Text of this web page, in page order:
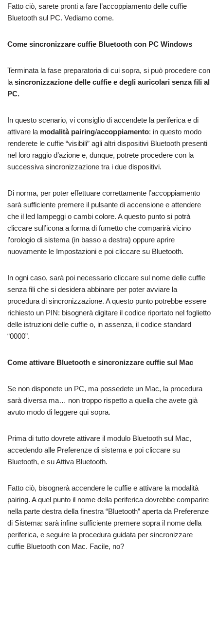
Fatto ciò, sarete pronti a fare l’accoppiamento delle cuffie
Bluetooth sul PC. Vediamo come.
Come sincronizzare cuffie Bluetooth con PC Windows
Terminata la fase preparatoria di cui sopra, si può procedere con
la sincronizzazione delle cuffie e degli auricolari senza fili al
PC.
In questo scenario, vi consiglio di accendete la periferica e di
attivare la modalità pairing/accoppiamento: in questo modo
renderete le cuffie “visibili” agli altri dispositivi Bluetooth presenti
nel loro raggio d’azione e, dunque, potrete procedere con la
successiva sincronizzazione tra i due dispositivi.
Di norma, per poter effettuare correttamente l’accoppiamento
sarà sufficiente premere il pulsante di accensione e attendere
che il led lampeggi o cambi colore. A questo punto si potrà
cliccare sull’icona a forma di fumetto che comparirà vicino
l’orologio di sistema (in basso a destra) oppure aprire
nuovamente le Impostazioni e poi cliccare su Bluetooth.
In ogni caso, sarà poi necessario cliccare sul nome delle cuffie
senza fili che si desidera abbinare per poter avviare la
procedura di sincronizzazione. A questo punto potrebbe essere
richiesto un PIN: bisognerà digitare il codice riportato nel foglietto
delle istruzioni delle cuffie o, in assenza, il codice standard
“0000”.
Come attivare Bluetooth e sincronizzare cuffie sul Mac
Se non disponete un PC, ma possedete un Mac, la procedura
sarà diversa ma… non troppo rispetto a quella che avete già
avuto modo di leggere qui sopra.
Prima di tutto dovrete attivare il modulo Bluetooth sul Mac,
accedendo alle Preferenze di sistema e poi cliccare su
Bluetooth, e su Attiva Bluetooth.
Fatto ciò, bisognerà accendere le cuffie e attivare la modalità
pairing. A quel punto il nome della periferica dovrebbe comparire
nella parte destra della finestra “Bluetooth” aperta da Preferenze
di Sistema: sarà infine sufficiente premere sopra il nome della
periferica, e seguire la procedura guidata per sincronizzare
cuffie Bluetooth con Mac. Facile, no?